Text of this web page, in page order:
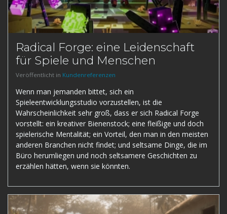
Radical Forge: eine Leidenschaft
für Spiele und Menschen
Veröffentlicht in Kundenreferenzen
Wenn man jemanden bittet, sich ein
Spieleentwicklungsstudio vorzustellen, ist die
Wahrscheinlichkeit sehr groß, dass er sich Radical Forge
vorstellt: ein kreativer Bienenstock; eine fleißige und doch
spielerische Mentalität; ein Vorteil, den man in den meisten
anderen Branchen nicht findet; und seltsame Dinge, die im
Büro herumliegen und noch seltsamere Geschichten zu
erzählen hätten, wenn sie könnten.